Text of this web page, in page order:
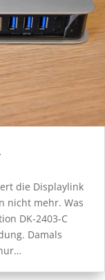
die Displaylink
nicht mehr. Was
DK-2403-C
Damals